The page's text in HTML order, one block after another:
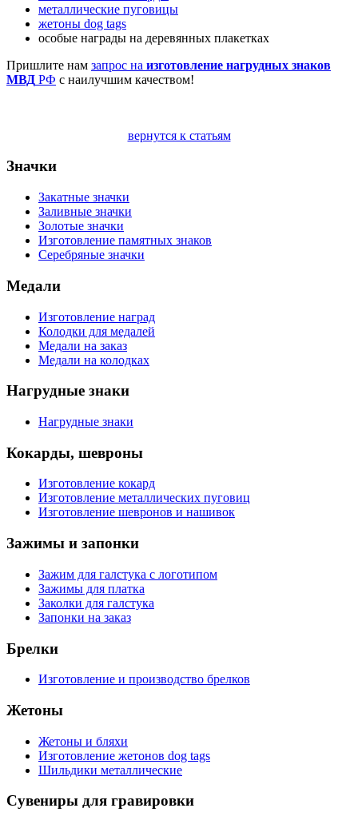
металлические пуговицы
жетоны dog tags
особые награды на деревянных плакетках
Пришлите нам запрос на изготовление нагрудных знаков
МВД РФ с наилучшим качеством!
вернутся к статьям
Значки
Закатные значки
Заливные значки
Золотые значки
Изготовление памятных знаков
Серебряные значки
Медали
Изготовление наград
Колодки для медалей
Медали на заказ
Медали на колодках
Нагрудные знаки
Нагрудные знаки
Кокарды, шевроны
Изготовление кокард
Изготовление металлических пуговиц
Изготовление шевронов и нашивок
Зажимы и запонки
Зажим для галстука с логотипом
Зажимы для платка
Заколки для галстука
Запонки на заказ
Брелки
Изготовление и производство брелков
Жетоны
Жетоны и бляхи
Изготовление жетонов dog tags
Шильдики металлические
Сувениры для гравировки